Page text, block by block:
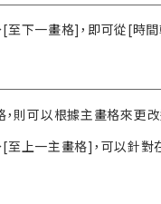
一畫格]，即可從[時間
則可以根據主畫格來更改
一主畫格]，可以針對